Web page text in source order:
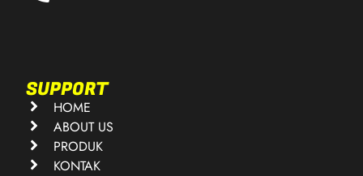
SUPPORT
HOME
ABOUT US
PRODUK
KONTAK